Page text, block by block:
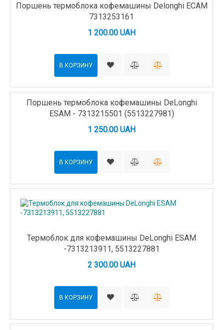
Поршень термоблока кофемашины Delonghi ECAM
7313253161
1 200.00 UAH
В КОРЗИНУ
Поршень термоблока кофемашины DeLonghi
ESAM - 7313215501 (5513227981)
1 250.00 UAH
В КОРЗИНУ
Термоблок для кофемашины DeLonghi ESAM
-7313213911, 5513227881
2 300.00 UAH
В КОРЗИНУ